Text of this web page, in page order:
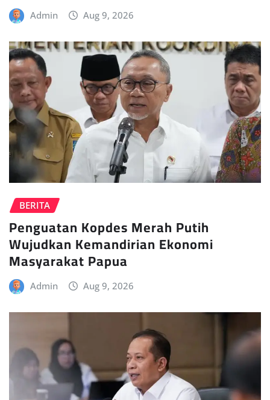
Admin Aug 9, 2026
BERITA
Penguatan Kopdes Merah Putih
Wujudkan Kemandirian Ekonomi
Masyarakat Papua
Admin Aug 9, 2026